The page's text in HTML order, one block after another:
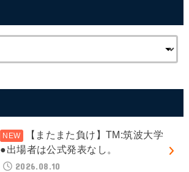
【またまた負け】TM:筑波大学
●出場者は公式発表なし。
2026.08.10